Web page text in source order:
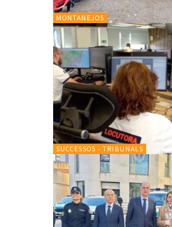
MONTANEJOS
SUCCESSOS - TRIBUNALS